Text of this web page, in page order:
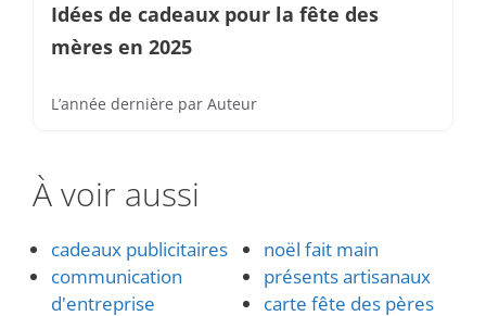
Idées de cadeaux pour la fête des
mères en 2025
L’année dernière par Auteur
À voir aussi
cadeaux publicitaires
communication
d'entreprise
noël fait main
présents artisanaux
carte fête des pères